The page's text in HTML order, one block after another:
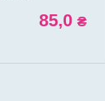
85,0 ₴